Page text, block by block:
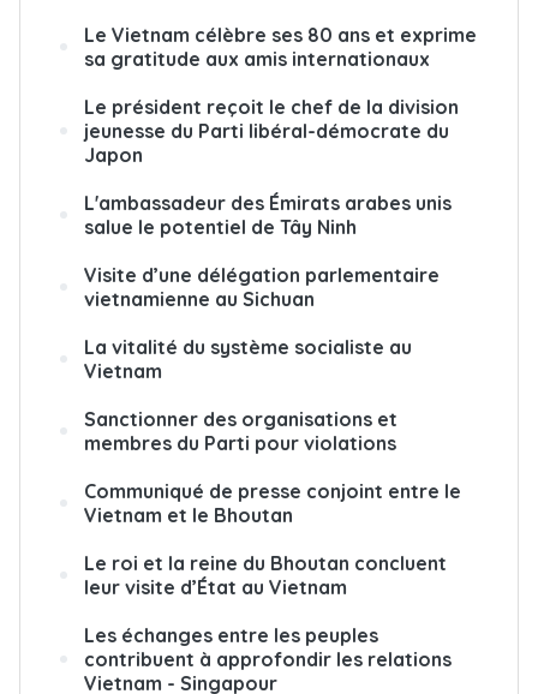
Le Vietnam célèbre ses 80 ans et exprime
sa gratitude aux amis internationaux
Le président reçoit le chef de la division
jeunesse du Parti libéral-démocrate du
Japon
L'ambassadeur des Émirats arabes unis
salue le potentiel de Tây Ninh
Visite d’une délégation parlementaire
vietnamienne au Sichuan
La vitalité du système socialiste au
Vietnam
Sanctionner des organisations et
membres du Parti pour violations
Communiqué de presse conjoint entre le
Vietnam et le Bhoutan
Le roi et la reine du Bhoutan concluent
leur visite d’État au Vietnam
Les échanges entre les peuples
contribuent à approfondir les relations
Vietnam - Singapour